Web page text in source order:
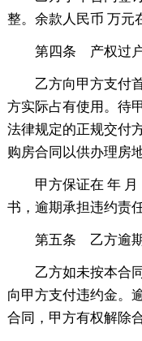
整。余款人民币 万元
第四条 产权过
乙方向甲方支付
方实际占有使用。待
法律规定的正规交付
购房合同以供办理房
甲方保证在 年
书，逾期承担违约责任
第五条 乙方逾
乙方如未按本合
向甲方支付违约金。
合同，甲方有权解除